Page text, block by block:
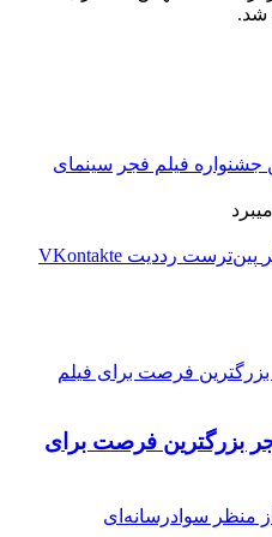
شد.
فیلم فجر سینمای
‫پین‌ترست ‫رددیت ‫VKontakte
بزرگترین فرصت برای